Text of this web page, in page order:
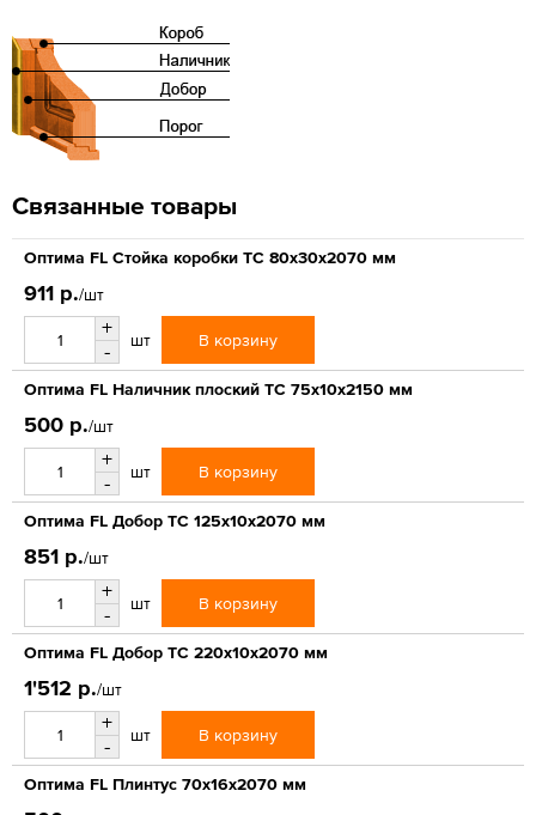
Связанные товары
Оптима FL Стойка коробки ТС 80х30х2070 мм
911 р./шт
+
-
шт В корзину
Оптима FL Наличник плоский ТС 75х10х2150 мм
500 р./шт
+
-
шт В корзину
Оптима FL Добор ТС 125х10х2070 мм
851 р./шт
+
-
шт В корзину
Оптима FL Добор ТС 220х10х2070 мм
1'512 р./шт
+
-
шт В корзину
Оптима FL Плинтус 70х16х2070 мм